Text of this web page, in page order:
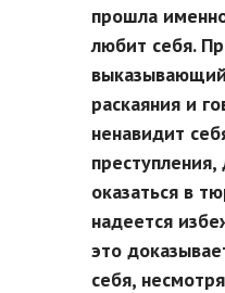
прошла
любит себя.
раскаяния и
ненавидит
оказаться в
надеется
это
себя,